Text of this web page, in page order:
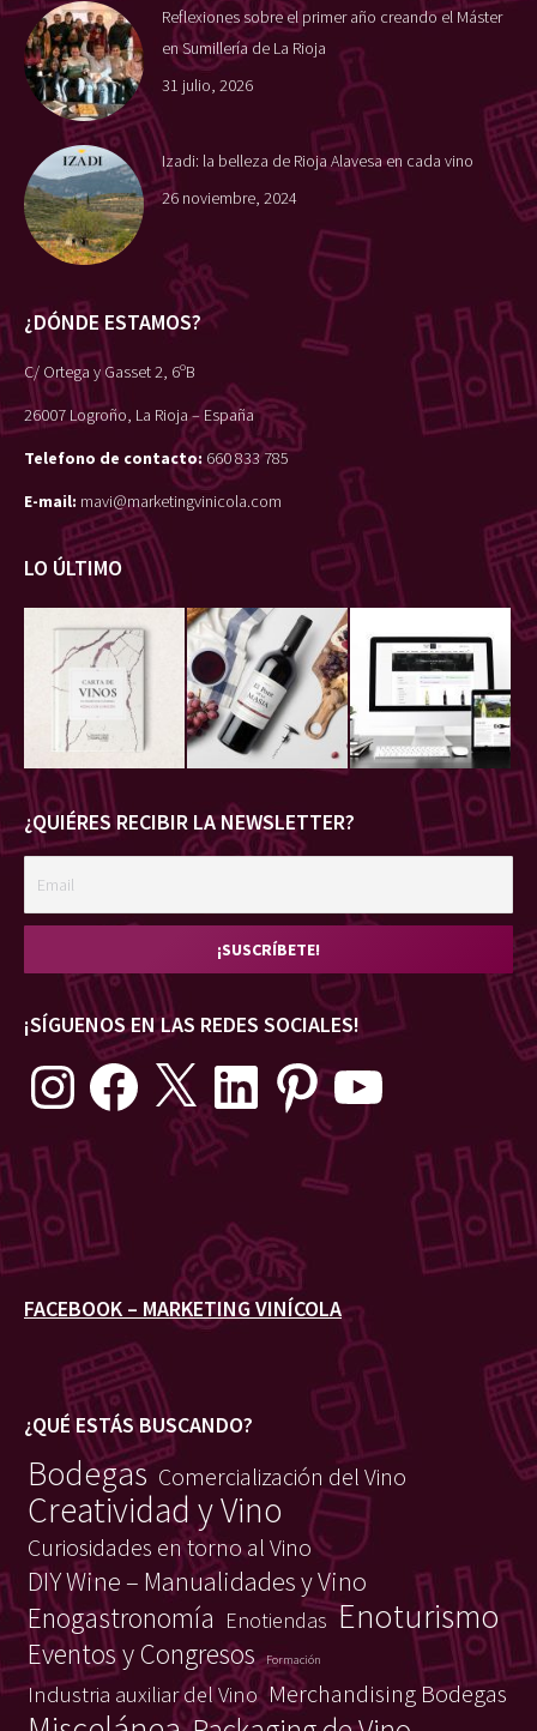
Reflexiones sobre el primer año creando el Máster
en Sumillería de La Rioja
31 julio, 2026
Izadi: la belleza de Rioja Alavesa en cada vino
26 noviembre, 2024
¿DÓNDE ESTAMOS?
C/ Ortega y Gasset 2, 6ºB
26007 Logroño, La Rioja – España
Telefono de contacto:660 833 785
E-mail: mavi@marketingvinicola.com
LO ÚLTIMO
¿QUIÉRES RECIBIR LA NEWSLETTER?
¡SÍGUENOS EN LAS REDES SOCIALES!
Instagram Facebook LinkedIn PinterestYouTube
FACEBOOK – MARKETING VINÍCOLA
¿QUÉ ESTÁS BUSCANDO?
Bodegas Comercialización del Vino
Creatividad y Vino
Curiosidades en torno al Vino
DIY Wine – Manualidades y Vino
Enogastronomía Enotiendas Enoturismo
Eventos y Congresos Formación
Industria auxiliar del Vino Merchandising Bodegas